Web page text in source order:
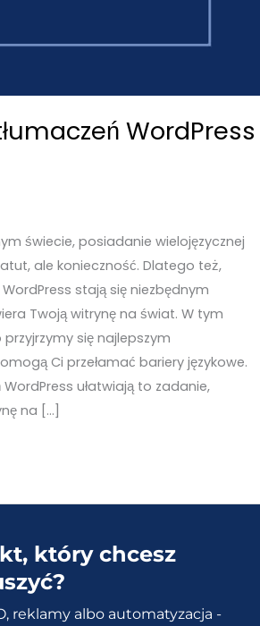
WordPress
świecie, posiadanie wielojęzycznej
ale konieczność. Dlatego też,
stają się niezbędnym
Twoją witrynę na świat. W tym
się najlepszym
Ci przełamać bariery językowe.
ułatwiają to zadanie,
na […]
który chcesz
reklamy albo automatyzacja -